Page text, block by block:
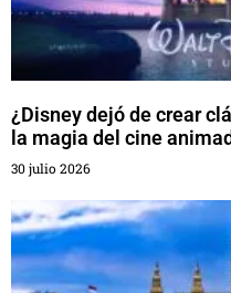
¿Disney dejó de crear
la magia del cine
30 julio 2026